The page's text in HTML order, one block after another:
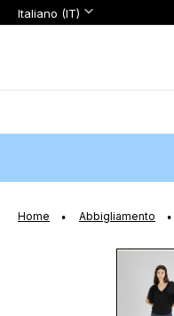
Lingua
Lingua:
Italiano (IT)
Home Abbigliamento